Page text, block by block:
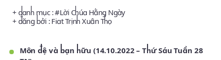
+ danh mục : #Lời Chúa Hằng Ngày
+ đăng bởi : Fiat Trịnh Xuân Thọ
Môn đệ và bạn hữu (14.10.2022 – Thứ Sáu Tuần 28